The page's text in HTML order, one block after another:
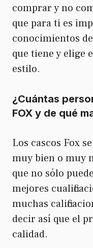
comprar y no
que para ti es
conocimientos
que tiene y elige
estilo.
¿Cuántas
FOX y de qué
Los cascos Fox
muy bien o muy
que no sólo
mejores
muchas
decir así que el
calidad.